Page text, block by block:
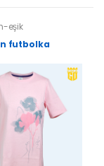
eşik
futbolka